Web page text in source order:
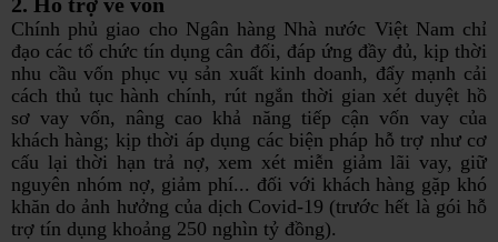
2. Hỗ trợ về vốn
Chính phủ giao cho Ngân hàng Nhà nước Việt Nam chỉ
đạo các tổ chức tín dụng cân đối, đáp ứng đầy đủ, kịp thời
nhu cầu vốn phục vụ sản xuất kinh doanh, đẩy mạnh cải
cách thủ tục hành chính, rút ngắn thời gian xét duyệt hồ
sơ vay vốn, nâng cao khả năng tiếp cận vốn vay của
khách hàng; kịp thời áp dụng các biện pháp hỗ trợ như cơ
cấu lại thời hạn trả nợ, xem xét miễn giảm lãi vay, giữ
nguyên nhóm nợ, giảm phí... đối với khách hàng gặp khó
khăn do ảnh hưởng của dịch Covid-19 (trước hết là gói hỗ
trợ tín dụng khoảng 250 nghìn tỷ đồng).